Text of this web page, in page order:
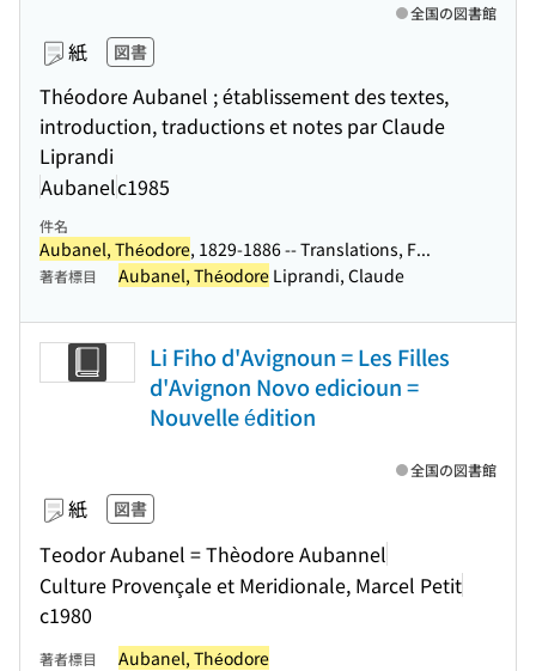
紙 図書
Théodore Aubanel ; établissement des textes,
introduction, traductions et notes par Claude
Liprandi
Aubanelc1985
全国の図書館
件名
Aubanel, Théodore, 1829-1886 -- Translations, F...
著者標目 Aubanel, Théodore Liprandi, Claude
Li Fiho d'Avignoun = Les Filles
d'Avignon Novo edicioun =
Nouvelle édition
紙 図書
Teodor Aubanel = Thèodore Aubannel
Culture Provençale et Meridionale, Marcel Petit
c1980
全国の図書館
著者標目 Aubanel, Théodore